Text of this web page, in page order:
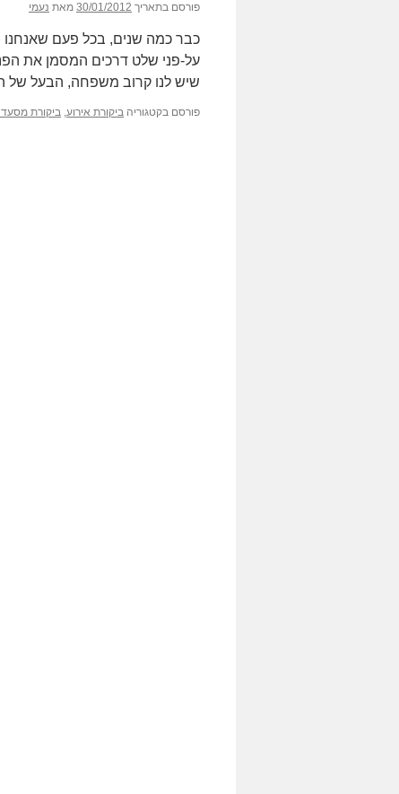
פורסם בתאריך 30/01/2012 מאת נעמי
על-פני שלט דרכים המסמן את
שיש לנו קרוב משפחה, הבעל
פורסם בקטגוריה ביקורת אירוע, ביקורת